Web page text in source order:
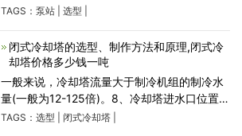
以很多人都喜欢。今天给大家聊聊一体化泵站
选型参考 采用整体
TAGS： 泵站| 选型
闭式冷却塔的选型、制作方法和原理,闭式冷
却塔价格多少钱一吨
一般来说，冷却塔流量大于制冷机组的制冷水
量(一般为12-125倍)。8、冷却塔进水口位置可
达90%°、180°、270°转动。冷却塔的成本增
TAGS： 选型 闭式冷却塔|